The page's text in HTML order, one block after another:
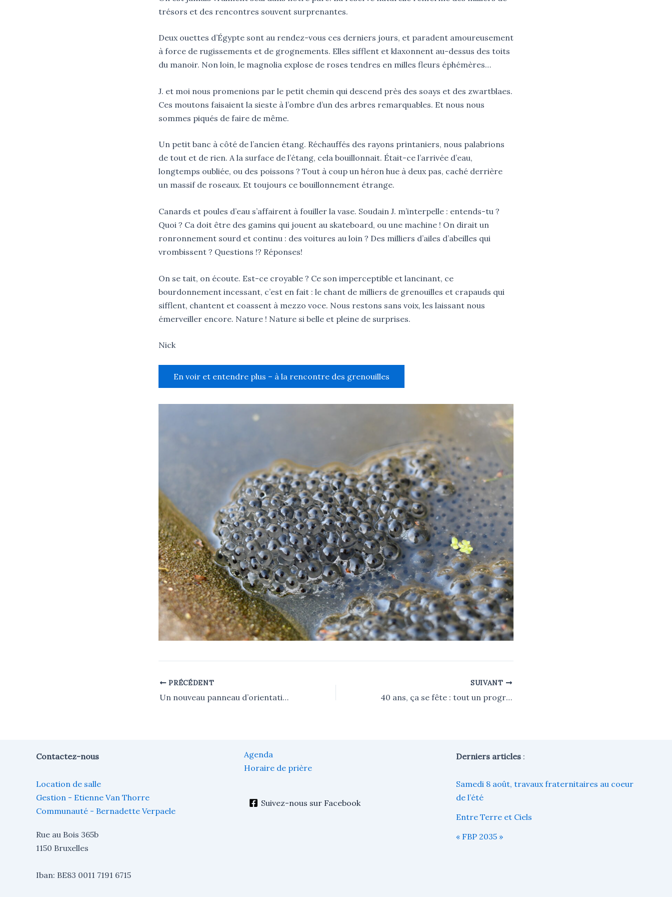
trésors et des rencontres souvent surprenantes.
Deux ouettes d’Égypte sont au rendez-vous ces derniers jours, et paradent amoureusement
à force de rugissements et de grognements. Elles sifflent et klaxonnent au-dessus des toits
du manoir. Non loin, le magnolia explose de roses tendres en milles fleurs éphémères…
J. et moi nous promenions par le petit chemin qui descend près des soays et des zwartblaes.
Ces moutons faisaient la sieste à l’ombre d’un des arbres remarquables. Et nous nous
sommes piqués de faire de même.
Un petit banc à côté de l’ancien étang. Réchauffés des rayons printaniers, nous palabrions
de tout et de rien. A la surface de l’étang, cela bouillonnait. Était-ce l’arrivée d’eau,
longtemps oubliée, ou des poissons ? Tout à coup un héron hue à deux pas, caché derrière
un massif de roseaux. Et toujours ce bouillonnement étrange.
Canards et poules d’eau s’affairent à fouiller la vase. Soudain J. m’interpelle : entends-tu ?
Quoi ? Ca doit être des gamins qui jouent au skateboard, ou une machine ! On dirait un
ronronnement sourd et continu : des voitures au loin ? Des milliers d’ailes d’abeilles qui
vrombissent ? Questions !? Réponses!
On se tait, on écoute. Est-ce croyable ? Ce son imperceptible et lancinant, ce
bourdonnement incessant, c’est en fait : le chant de milliers de grenouilles et crapauds qui
sifflent, chantent et coassent à mezzo voce. Nous restons sans voix, les laissant nous
émerveiller encore. Nature ! Nature si belle et pleine de surprises.
Nick
En voir et entendre plus – à la rencontre des grenouilles
PRÉCÉDENT
Un nouveau panneau d’orientation
SUIVANT
40 ans, ça se fête : tout un programme !
Contactez-nous
Location de salle
Gestion - Etienne Van Thorre
Communauté - Bernadette Verpaele
Rue au Bois 365b
1150 Bruxelles
Iban: BE83 0011 7191 6715
Agenda
Horaire de prière
Suivez-nous sur Facebook
Derniers articles :
Samedi 8 août, travaux fraternitaires au coeur
de l’été
Entre Terre et Ciels
« FBP 2035 »